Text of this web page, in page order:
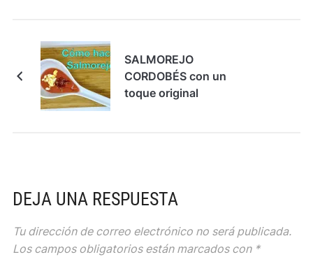
SALMOREJO
CORDOBÉS con un
toque original
DEJA UNA RESPUESTA
Tu dirección de correo electrónico no será publicada.
Los campos obligatorios están marcados con *